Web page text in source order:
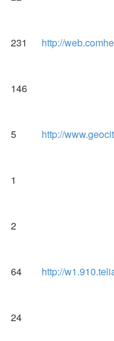
231 http://
146
5 http://
1
2
64 http://
24